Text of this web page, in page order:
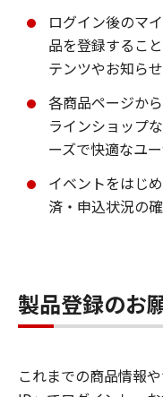
ログイン後のマ
品を登録するこ
テンツやお知ら
各商品ページか
ラインショップ
ーズで快適なユ
イベントをはじ
済・申込状況の
製品登録のお
これまでの商品情報